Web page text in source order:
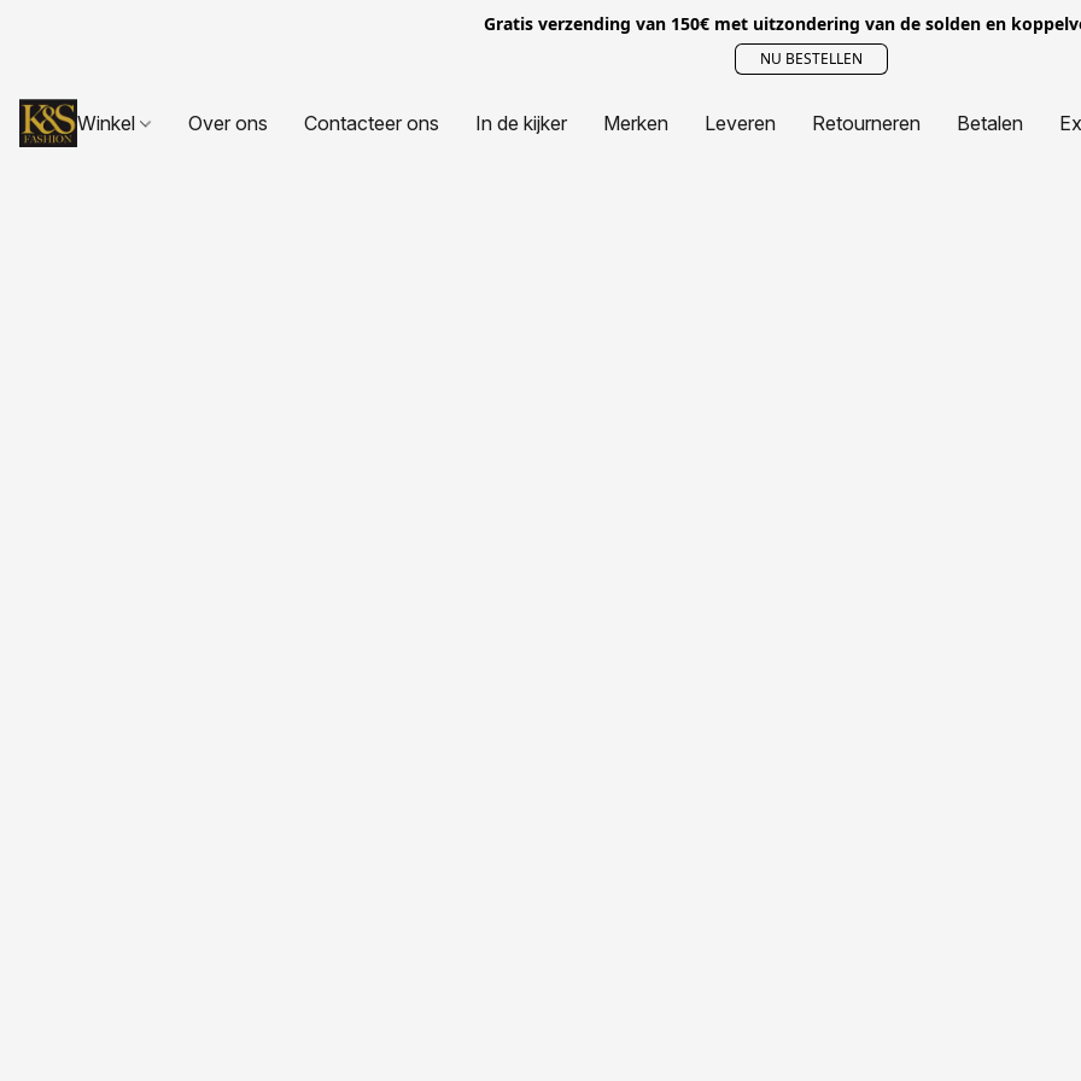
Gratis verzending van 150€ met uitzondering van de solden en
NU BESTELLEN
Winkel Over ons Contacteer ons In de kijker Merken Leveren Retourneren Betalen